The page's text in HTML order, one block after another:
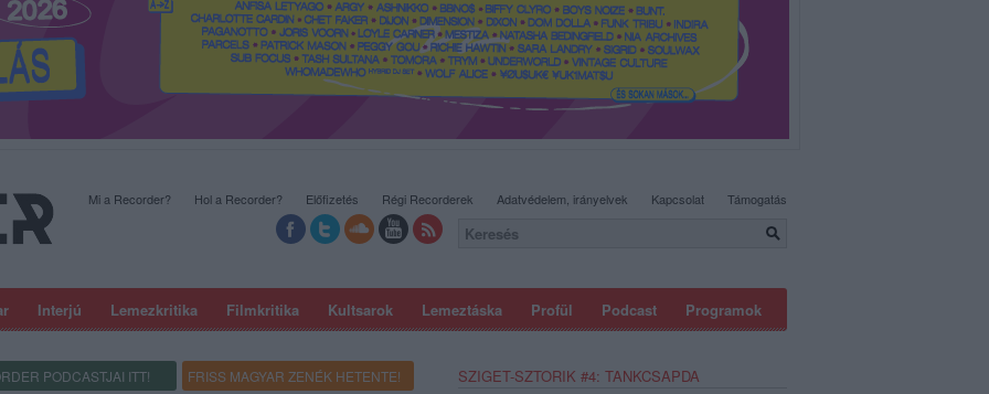
Interjú Lemezkritika Filmkritika Kultsarok Lemeztáska Profül Podcast Programok
Mi a Recorder? Hol a Recorder? Előfizetés Régi Recorderek Adatvédelem, irányelvek Kapcsolat Támogatás
PODCASTJAI ITT!
FRISS MAGYAR ZENÉK HETENTE!
SZIGET-SZTORIK #4: TANKCSAPDA